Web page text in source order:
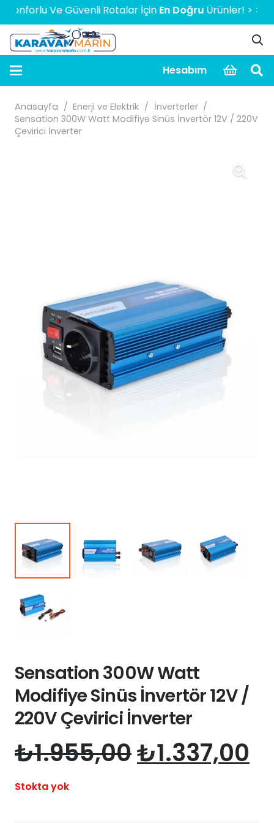
Ve Güvenli Rotalar İçinEn DoğruÜrünler! > > > > >
Hesabım
Anasayfa / Enerji ve Elektrik / İnverterler /
Sensation 300W Watt Modifiye Sinüs İnvertör 12V / 220V
Çevirici İnverter
Sensation 300W Watt
Modifiye Sinüs İnvertör 12V /
220V Çevirici İnverter
₺1.955,00Orijinal
fiyat:
₺1.337,00
Stokta yok